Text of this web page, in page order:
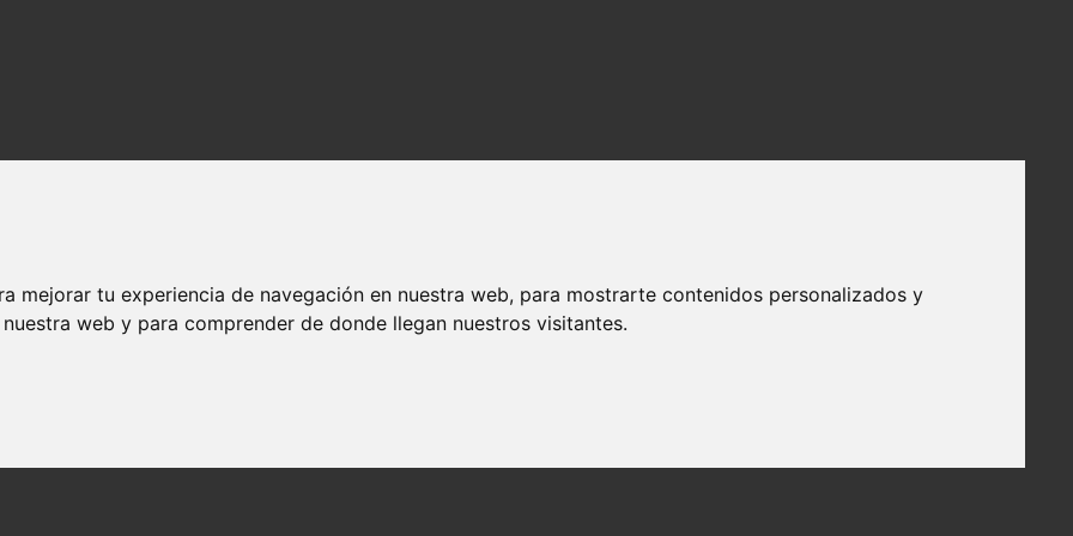
mejorar tu experiencia de navegación en nuestra web, para mostrarte contenidos personalizados y
web y para comprender de donde llegan nuestros visitantes.